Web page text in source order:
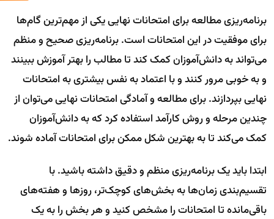
برنامه‌ریزی مطالعه برای امتحانات نهایی یکی از مهم‌ترین گام‌ها
برای موفقیت در این امتحانات است. برنامه‌ریزی صحیح و منظم
می‌تواند به دانش‌آموزان کمک کند تا مطالب را بهتر آموزش ببینند
و به خوبی مرور کنند و با اعتماد به نفس بیشتری به امتحانات
نهایی بپردازند. برای مطالعه و آمادگی امتحانات نهایی می‌توان از
چندین مرحله و روش کارآمد استفاده کرد که به دانش‌آموزان
کمک می‌کند تا به بهترین شکل ممکن برای امتحانات آماده شوند.
ابتدا باید یک برنامه‌ریزی منظم و دقیق داشته باشید. با
تقسیم‌بندی زمان‌ها به بخش‌های کوچک‌تر، روزها و هفته‌های
باقی‌مانده تا امتحانات را مشخص کنید و هر بخش را به یک